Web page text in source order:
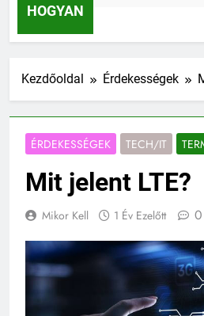
HOGYAN
Kezdőoldal Érdekességek
ÉRDEKESSÉGEK TECH/IT
Mit jelent LTE?
Mikor Kell 1 Év Ezelőtt 0